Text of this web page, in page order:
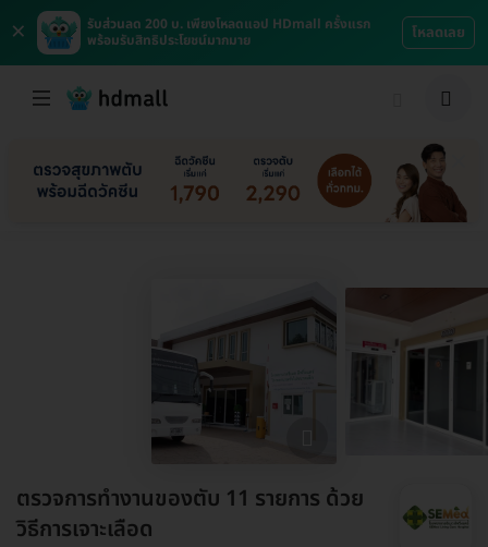
×
รับส่วนลด 200 บ. เพียงโหลดแอป HDmall ครั้งแรก
พร้อมรับสิทธิประโยชน์มากมาย
โหลดเลย
ตรวจการทำงานของตับ 11 รายการ ด้วย
วิธีการเจาะเลือด